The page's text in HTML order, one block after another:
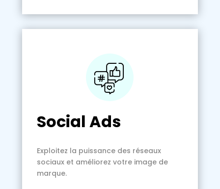
Social Ads
Exploitez la puissance des réseaux
sociaux et améliorez votre image de
marque.